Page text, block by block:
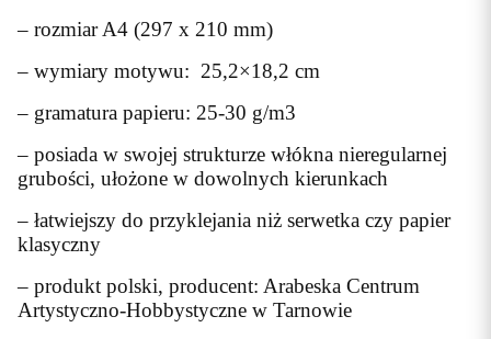
– rozmiar A4 (297 x 210 mm)
– wymiary motywu: 25,2×18,2 cm
– gramatura papieru: 25-30 g/m3
– posiada w swojej strukturze włókna nieregularnej
grubości, ułożone w dowolnych kierunkach
– łatwiejszy do przyklejania niż serwetka czy papier
klasyczny
– produkt polski, producent: Arabeska Centrum
Artystyczno-Hobbystyczne w Tarnowie